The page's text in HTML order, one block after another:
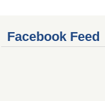
Facebook Feed